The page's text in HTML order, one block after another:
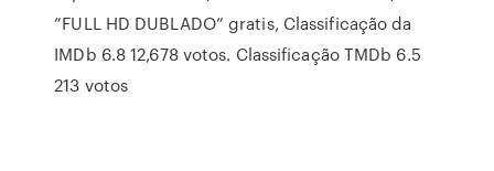
”FULL HD DUBLADO” gratis, Classificação da
IMDb 6.8 12,678 votos. Classificação TMDb 6.5
213 votos